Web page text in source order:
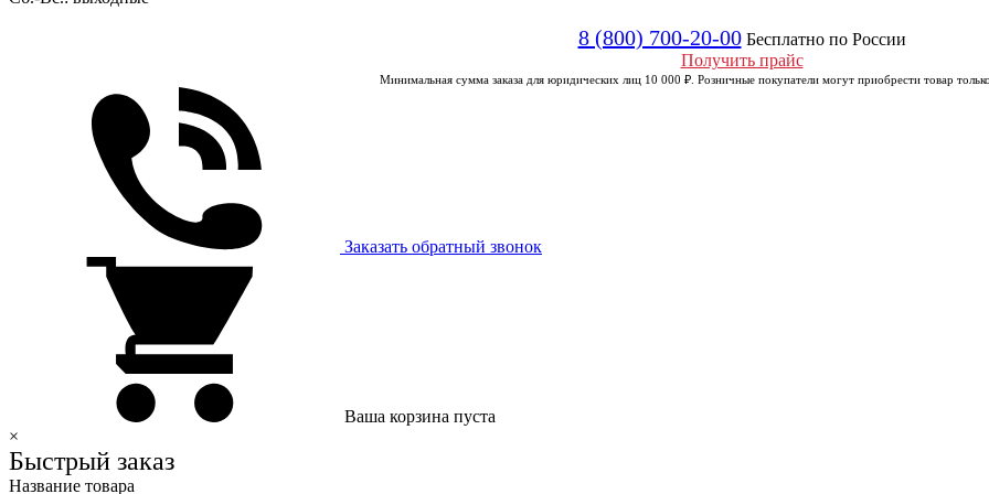
8 (800) 700-20-00 Бесплатно по России
Получить прайс
Минимальная сумма заказа для юридических лиц 10 000 ₽. Розничные покупатели могут приобрести товар
Заказать обратный звонок
Ваша корзина пуста
×
Быстрый заказ
Название товара